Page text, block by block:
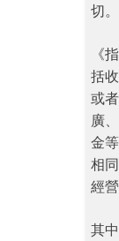
切。
《
括
或
廣
金
相
經
其